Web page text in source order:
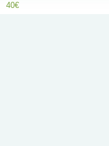
40€